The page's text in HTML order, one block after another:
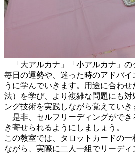
「大アルカナ」「小アルカナ」の
毎日の運勢や、迷った時のアドバイ
うに学んでいきます。用途に合わ
法）を学び、より複雑な問題にも対
ング技術を実践しながら覚えていき
是非、セルフリーディングができ
き寄せられるようにしましょう。
この教室では、タロットカードの
ながら、実際に二人一組でリーディ